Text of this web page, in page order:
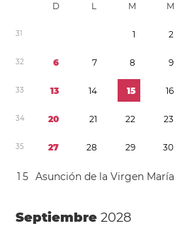
D L M M
31 1 2
32 6 7 8 9
33 13 14 15 16
34 20 21 22 23
35 27 28 29 30
1 5 Asunción de la Virgen María
Septiembre2028